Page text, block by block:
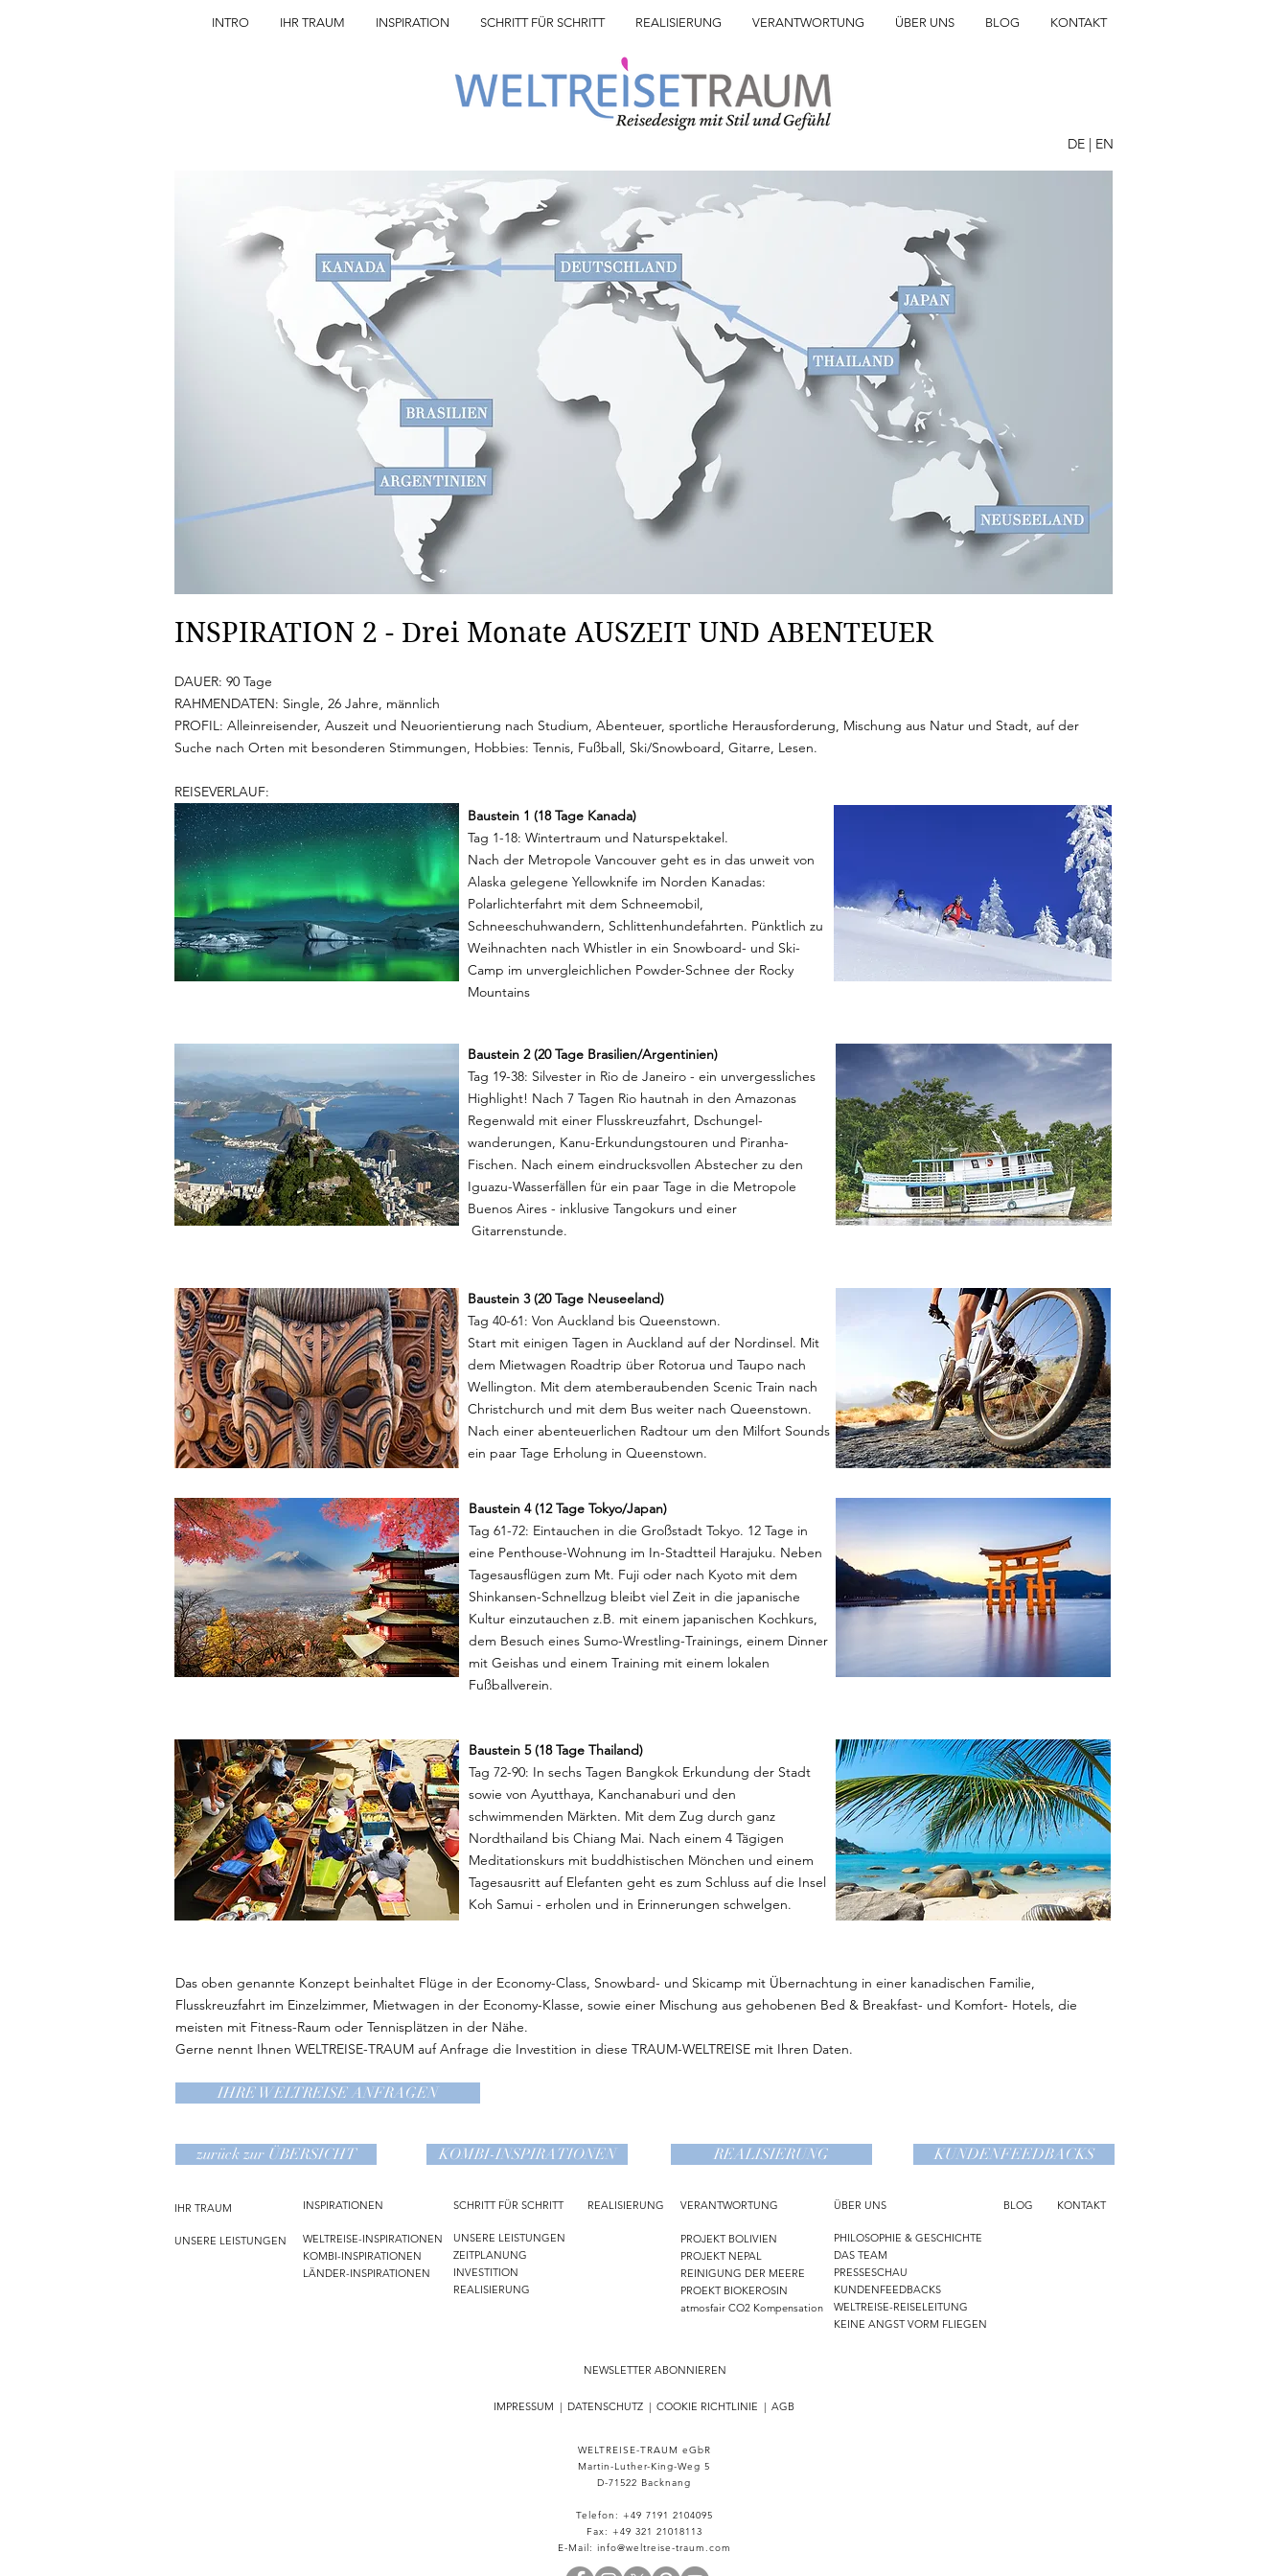
INTRO IHR TRAUM INSPIRATION SCHRITT FÜR SCHRITT REALISIERUNG VERANTWORTUNG ÜBER UNS BLOG KONTAKT
DE | EN
INSPIRATION 2 - Drei Monate AUSZEIT UND ABENTEUER
DAUER: 90 Tage
RAHMENDATEN: Single, 26 Jahre, männlich
PROFIL: Alleinreisender, Auszeit und Neuorientierung nach Studium, Abenteuer, sportliche Herausforderung, Mischung aus Natur und Stadt, auf der
Suche nach Orten mit besonderen Stimmungen, Hobbies: Tennis, Fußball, Ski/Snowboard, Gitarre, Lesen.
REISEVERLAUF:
Baustein 1 (18 Tage Kanada)
Tag 1-18: Wintertraum und Naturspektakel.
Nach der Metropole Vancouver geht es in das unweit von
Alaska gelegene Yellowknife im Norden Kanadas:
Polarlichterfahrt mit dem Schneemobil,
Schneeschuhwandern, Schlittenhundefahrten. Pünktlich zu
Weihnachten nach Whistler in ein Snowboard- und Ski-
Camp im unvergleichlichen Powder-Schnee der Rocky
Mountains
Baustein 2 (20 Tage Brasilien/Argentinien)
Tag 19-38: Silvester in Rio de Janeiro - ein unvergessliches
Highlight! Nach 7 Tagen Rio hautnah in den Amazonas
Regenwald mit einer Flusskreuzfahrt, Dschungel-
wanderungen, Kanu-Erkundungstouren und Piranha-
Fischen. Nach einem eindrucksvollen Abstecher zu den
Iguazu-Wasserfällen für ein paar Tage in die Metropole
Buenos Aires - inklusive Tangokurs und einer
Gitarrenstunde.
Baustein 3 (20 Tage Neuseeland)
Tag 40-61: Von Auckland bis Queenstown.
Start mit einigen Tagen in Auckland auf der Nordinsel. Mit
dem Mietwagen Roadtrip über Rotorua und Taupo nach
Wellington. Mit dem atemberaubenden Scenic Train nach
Christchurch und mit dem Bus weiter nach Queenstown.
Nach einer abenteuerlichen Radtour um den Milfort Sounds
ein paar Tage Erholung in Queenstown.
Baustein 4 (12 Tage Tokyo/Japan)
Tag 61-72: Eintauchen in die Großstadt Tokyo. 12 Tage in
eine Penthouse-Wohnung im In-Stadtteil Harajuku. Neben
Tagesausflügen zum Mt. Fuji oder nach Kyoto mit dem
Shinkansen-Schnellzug bleibt viel Zeit in die japanische
Kultur einzutauchen z.B. mit einem japanischen Kochkurs,
dem Besuch eines Sumo-Wrestling-Trainings, einem Dinner
mit Geishas und einem Training mit einem lokalen
Fußballverein.
Baustein 5 (18 Tage Thailand)
Tag 72-90: In sechs Tagen Bangkok Erkundung der Stadt
sowie von Ayutthaya, Kanchanaburi und den
schwimmenden Märkten. Mit dem Zug durch ganz
Nordthailand bis Chiang Mai. Nach einem 4 Tägigen
Meditationskurs mit buddhistischen Mönchen und einem
Tagesausritt auf Elefanten geht es zum Schluss auf die Insel
Koh Samui - erholen und in Erinnerungen schwelgen.
Das oben genannte Konzept beinhaltet Flüge in der Economy-Class, Snowbard- und Skicamp mit Übernachtung in einer kanadischen Familie,
Flusskreuzfahrt im Einzelzimmer, Mietwagen in der Economy-Klasse, sowie einer Mischung aus gehobenen Bed & Breakfast- und Komfort- Hotels, die
meisten mit Fitness-Raum oder Tennisplätzen in der Nähe.
Gerne nennt Ihnen WELTREISE-TRAUM auf Anfrage die Investition in diese TRAUM-WELTREISE mit Ihren Daten.
IHRE WELTREISE ANFRAGEN
zurück zur ÜBERSICHT KOMBI-INSPIRATIONEN REALISIERUNG KUNDENFEEDBACKS
IHR TRAUM
UNSERE LEISTUNGEN
INSPIRATIONEN
WELTREISE-INSPIRATIONEN
KOMBI-INSPIRATIONEN
LÄNDER-INSPIRATIONEN
SCHRITT FÜR SCHRITT
UNSERE LEISTUNGEN
ZEITPLANUNG
INVESTITION
REALISIERUNG
REALISIERUNG VERANTWORTUNG
PROJEKT BOLIVIEN
PROJEKT NEPAL
REINIGUNG DER MEERE
PROEKT BIOKEROSIN
atmosfair CO2 Kompensation
ÜBER UNS
PHILOSOPHIE & GESCHICHTE
DAS TEAM
PRESSESCHAU
KUNDENFEEDBACKS
WELTREISE-REISELEITUNG
KEINE ANGST VORM FLIEGEN
BLOG KONTAKT
NEWSLETTER ABONNIEREN
IMPRESSUM | DATENSCHUTZ| COOKIE RICHTLINIE | AGB
WELTREISE-TRAUM eGbR
Martin-Luther-King-Weg 5
D-71522 Backnang
Telefon: +49 7191 2104095
Fax: +49 321 21018113
E-Mail: info@weltreise-traum.com